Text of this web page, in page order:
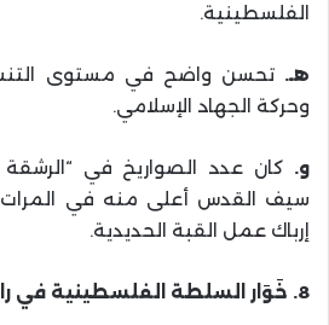
الفلسطينية.
هـ. تحسن واضح في مستوى
وحركة الجهاد الإسلامي.
و. كان عدد الصواريخ في “الرشقة
سيف القدس أعلى منه في المرات
إرباك عمل القبة الحديدية.
8. خَوَار السلطة الفلسطينية في رام الله: